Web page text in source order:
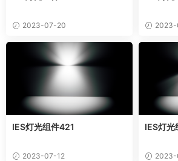
2023-07-20
IES灯光组件421
2023-07-12
IES灯